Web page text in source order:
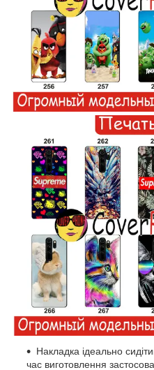
Накладка ідеально
час виготовлення